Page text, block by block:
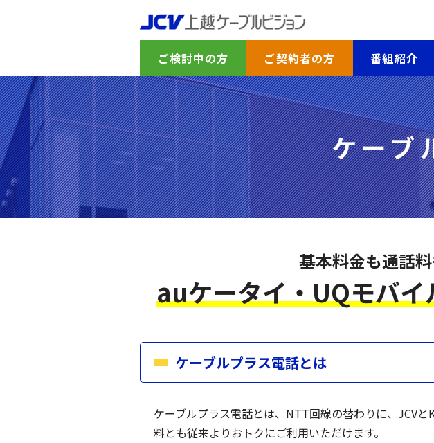
ご検討中の方 ご契約者の方 番組紹介
ケーブ
基本料金も通話
auケータイ・UQモバ
ケーブルプラス電話とは
ケーブルプラス電話とは、NTT回線の替わりに、JCV
料とも従来よりおトクにご利用いただけます。